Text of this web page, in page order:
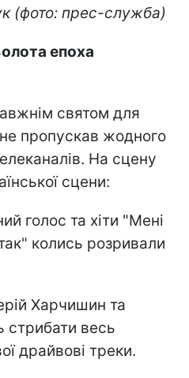
(фото: прес-служба)
епоха
святом для
пропускав жодного
На сцену
сцени:
голос та хіти "Мені
колись розривали
Харчишин та
стрибати весь
драйвові треки.